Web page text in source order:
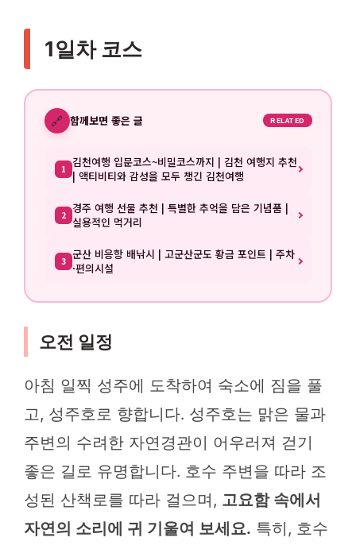
1일차 코스
🔗 함께보면 좋은 글 RELATED
1 김천여행 입문코스~비밀코스까지 | 김천 여행지 추천
| 액티비티와 감성을 모두 챙긴 김천여행
2 경주 여행 선물 추천 | 특별한 추억을 담은 기념품 |
실용적인 먹거리
3 군산 비응항 배낚시 | 고군산군도 황금 포인트 | 주차
·편의시설
오전 일정
아침 일찍 성주에 도착하여 숙소에 짐을 풀
고, 성주호로 향합니다. 성주호는 맑은 물과
주변의 수려한 자연경관이 어우러져 걷기
좋은 길로 유명합니다. 호수 주변을 따라 조
성된 산책로를 따라 걸으며, 고요함 속에서
자연의 소리에 귀 기울여 보세요. 특히, 호수